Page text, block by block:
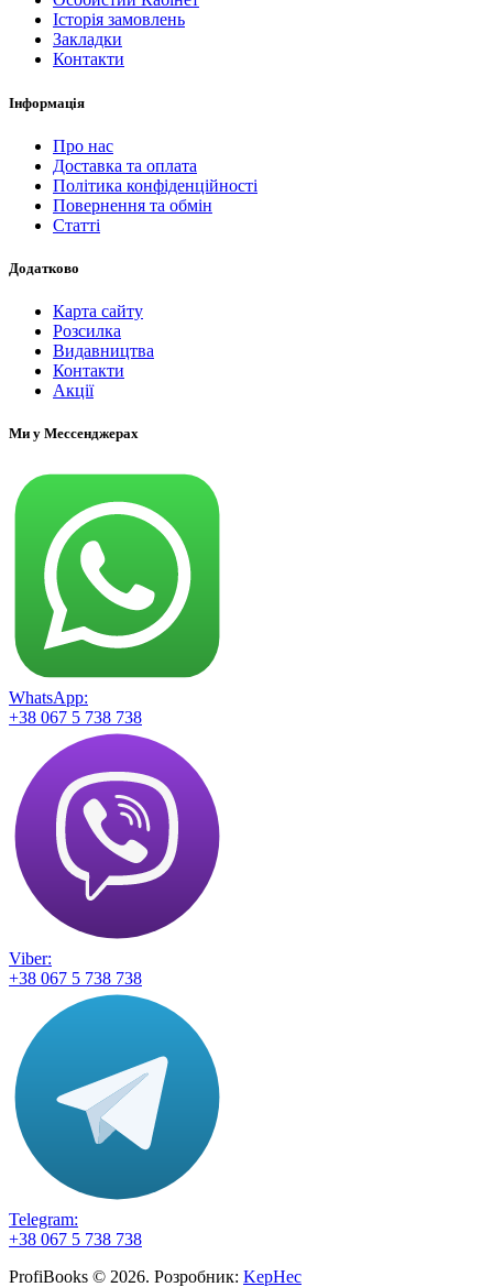
Історія замовлень
Закладки
Контакти
Інформація
Про нас
Доставка та оплата
Політика конфіденційності
Повернення та обмін
Статті
Додатково
Карта сайту
Розсилка
Видавництва
Контакти
Акції
Ми у Мессенджерах
WhatsApp:
+38 067 5 738 738
Viber:
+38 067 5 738 738
Telegram:
+38 067 5 738 738
ProfiBooks © 2026. Розробник: KepHec